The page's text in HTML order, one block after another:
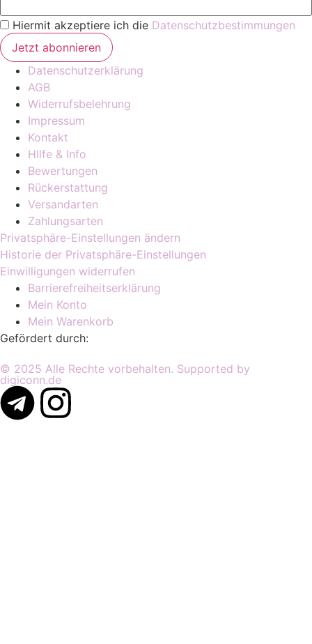
Hiermit akzeptiere ich die Datenschutzbestimmungen
Datenschutzerklärung
AGB
Widerrufsbelehrung
Impressum
Kontakt
HIlfe & Info
Bewertungen
Rückerstattung
Versandarten
Zahlungsarten
Privatsphäre-Einstellungen ändern
Historie der Privatsphäre-Einstellungen
Einwilligungen widerrufen
Barrierefreiheitserklärung
Mein Konto
Mein Warenkorb
Gefördert durch:
© 2025 Alle Rechte vorbehalten. Supported by
digiconn.de